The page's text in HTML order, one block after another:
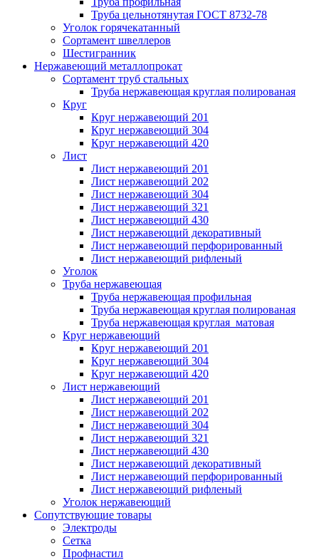
Труба цельнотянутая ГОСТ 8732-78
Уголок горячекатанный
Сортамент швеллеров
Шестигранник
Нержавеющий металлопрокат
Сортамент труб стальных
Труба нержавеющая круглая полированая
Круг
Круг нержавеющий 201
Круг нержавеющий 304
Круг нержавеющий 420
Лист
Лист нержавеющий 201
Лист нержавеющий 202
Лист нержавеющий 304
Лист нержавеющий 321
Лист нержавеющий 430
Лист нержавеющий декоративный
Лист нержавеющий перфорированный
Лист нержавеющий рифленый
Уголок
Труба нержавеющая
Труба нержавеющая профильная
Труба нержавеющая круглая полированая
Труба нержавеющая круглая матовая
Круг нержавеющий
Круг нержавеющий 201
Круг нержавеющий 304
Круг нержавеющий 420
Лист нержавеющий
Лист нержавеющий 201
Лист нержавеющий 202
Лист нержавеющий 304
Лист нержавеющий 321
Лист нержавеющий 430
Лист нержавеющий декоративный
Лист нержавеющий перфорированный
Лист нержавеющий рифленый
Уголок нержавеющий
Cопутствующие товары
Электроды
Сетка
Профнастил